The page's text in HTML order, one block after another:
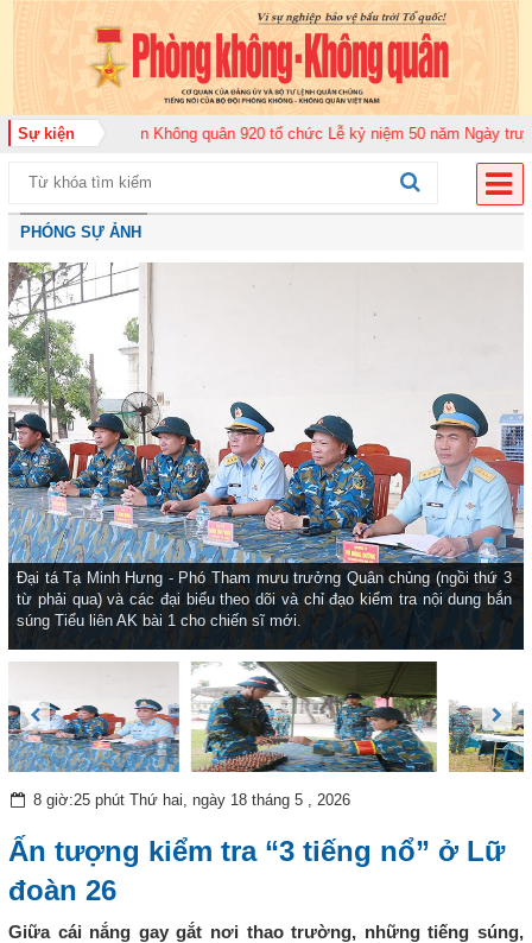
Sự kiệnTrung đoàn Không quân 920 tổ chức Lễ kỷ niệm 50 năm Ngày truyền
PHÓNG SỰ ẢNH
Đại tá Tạ Minh Hưng - Phó Tham mưu trưởng Quân chủng (ngồi thứ 3
từ phải qua) và các đại biểu theo dõi và chỉ đạo kiểm tra nội dung bắn
súng Tiểu liên AK bài 1 cho chiến sĩ mới.
8 giờ:25 phút Thứ hai, ngày 18 tháng 5 , 2026
Ấn tượng kiểm tra “3 tiếng nổ” ở Lữ
đoàn 26
Giữa cái nắng gay gắt nơi thao trường, những tiếng súng,